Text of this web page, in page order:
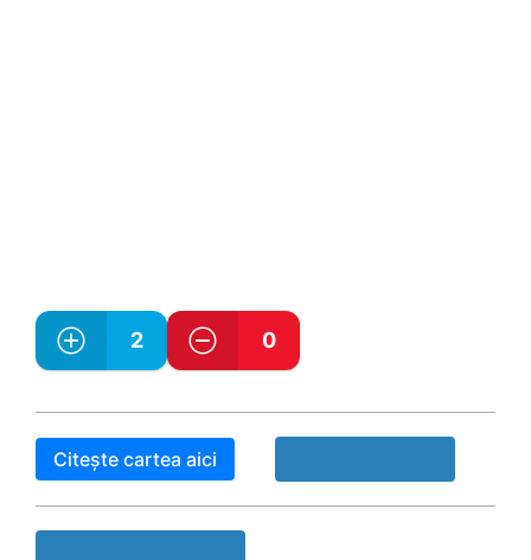
2 0
Citește cartea aici